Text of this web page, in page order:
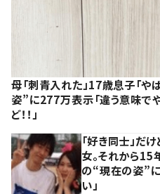
母「刺青入れた」17歳息子「や
姿”に277万表示「違う意味でや
ど！！」
「好き同士」だ
女。それから
の“現在の姿”
い」